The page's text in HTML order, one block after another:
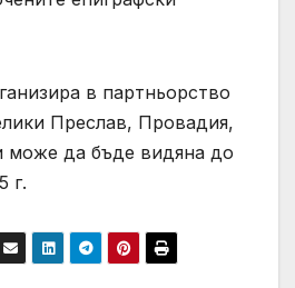
в партньорство
Преслав, Провадия,
да бъде видяна до
г.